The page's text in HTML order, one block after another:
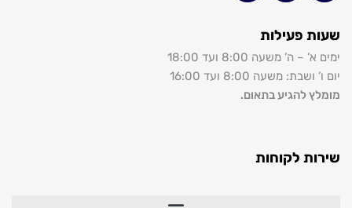
פעילות
– ה’ משעה 8:00 ועד 18:00
משעה 8:00 ועד 16:00
להגיע בתאום.
לקוחות